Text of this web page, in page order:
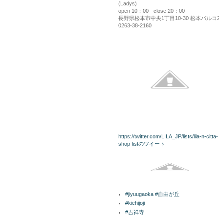
(Ladys)
open 10：00 - close 20：00
長野県松本市中央1丁目10-30 松本パルコ
0263-38-2160
https://twitter.com/LILA_JP/lists/lila-n-citta-
shop-listのツイート
Facebook
#jiyuugaoka #自由が丘
#kichijoji
#吉祥寺